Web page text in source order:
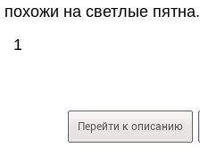
похожи на светлые пятна.
1
Перейти к описанию